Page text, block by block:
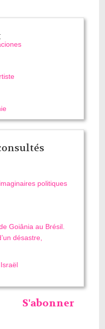
politiques
Goiânia au Brésil.
désastre,
S'abonner